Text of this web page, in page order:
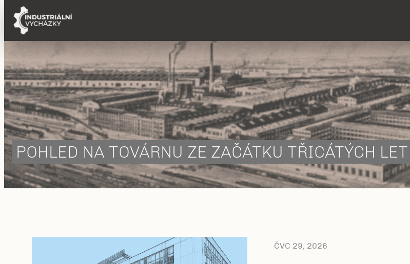
Přeskočit
na
obsah
POHLED NA TOVÁRNU ZE ZAČÁTKU TŘICÁTÝCH LET
ČVC 29, 2026